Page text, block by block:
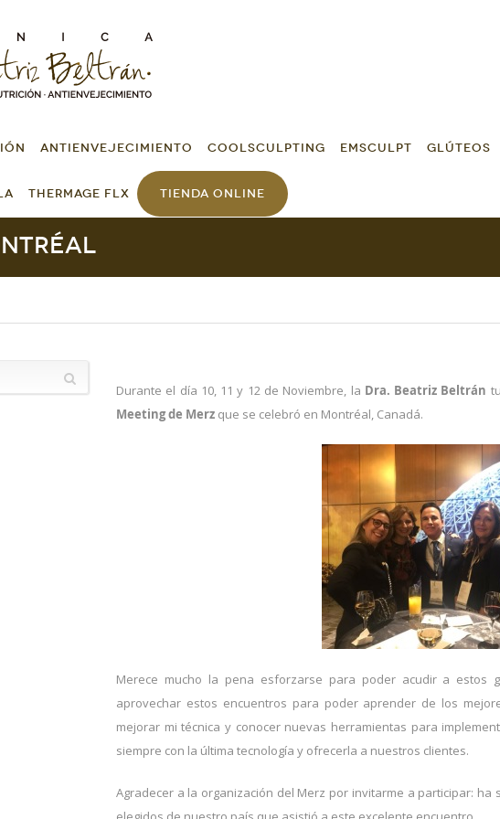
ANTIENVEJECIMIENTO COOLSCULPTING EMSCULPT GLÚTEOS
THERMAGE FLX TIENDA ONLINE
Durante el día 10, 11 y 12 de Noviembre, la Dra. Beatriz Beltrán
Meeting de Merz que se celebró en Montréal, Canadá.
Merece mucho la pena esforzarse para poder acudir a estos
aprovechar estos encuentros para poder aprender de los
mejorar mi técnica y conocer nuevas herramientas para
siempre con la última tecnología y ofrecerla a nuestros clientes.
Agradecer a la organización del Merz por invitarme a participar: